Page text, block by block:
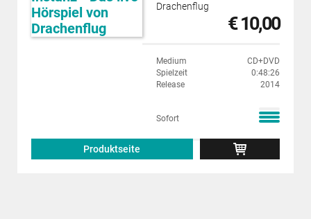
Drachenflug
€ 10,00
Medium
CD+DVD
Spielzeit
0:48:26
Release
2014
Sofort
Produktseite